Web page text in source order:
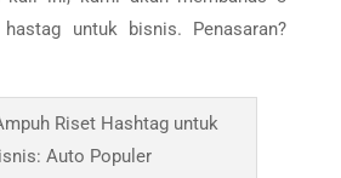
untuk bisnis. Penasaran?